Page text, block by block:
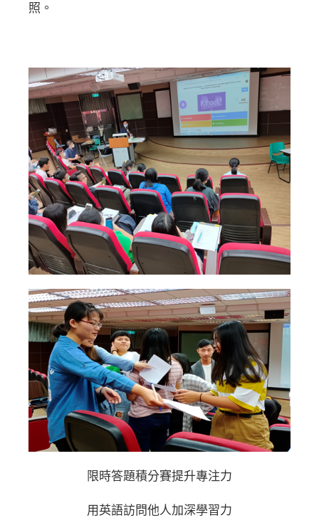
照。
限時答題積分賽提升專注力
用英語訪問他人加深學習力